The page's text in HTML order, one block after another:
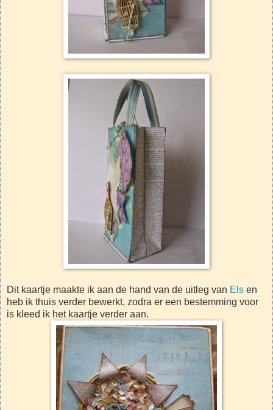
Dit kaartje maakte ik aan de hand van de uitleg van Els en
heb ik thuis verder bewerkt, zodra er een bestemming voor
is kleed ik het kaartje verder aan.